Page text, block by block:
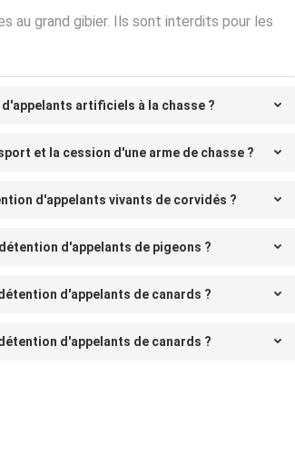
au grand gibier. Ils sont interdits pour les
artificiels à la chasse ?
et la cession d'une arme de chasse ?
d'appelants vivants de corvidés ?
d'appelants de pigeons ?
d'appelants de canards ?
d'appelants de canards ?